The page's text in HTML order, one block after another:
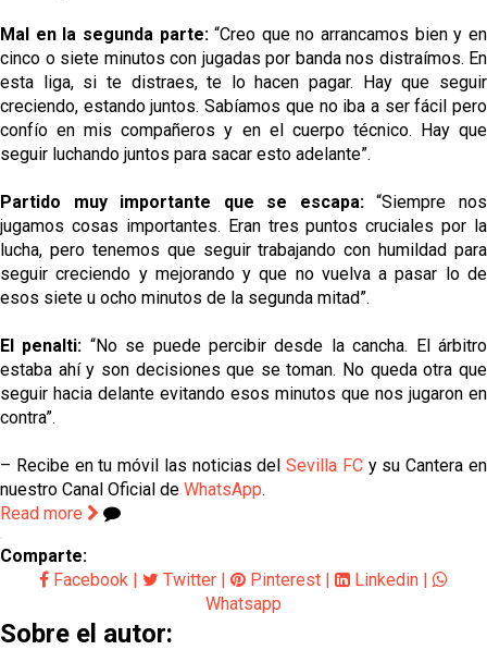
Mal en la segunda parte:“Creo que no arrancamos bien y en
cinco o siete minutos con jugadas por banda nos distraímos. En
esta liga, si te distraes, te lo hacen pagar. Hay que seguir
creciendo, estando juntos. Sabíamos que no iba a ser fácil pero
confío en mis compañeros y en el cuerpo técnico. Hay que
seguir luchando juntos para sacar esto adelante”.
Partido muy importante que se escapa:“Siempre nos
jugamos cosas importantes. Eran tres puntos cruciales por la
lucha, pero tenemos que seguir trabajando con humildad para
seguir creciendo y mejorando y que no vuelva a pasar lo de
esos siete u ocho minutos de la segunda mitad”.
El penalti: “No se puede percibir desde la cancha. El árbitro
estaba ahí y son decisiones que se toman. No queda otra que
seguir hacia delante evitando esos minutos que nos jugaron en
contra”.
– Recibe en tu móvil las noticias delSevilla FCy su Cantera en
nuestro Canal Oficial de WhatsApp.
Read more
Comparte:
Facebook | Twitter | Pinterest | Linkedin |
Whatsapp
Sobre el autor: